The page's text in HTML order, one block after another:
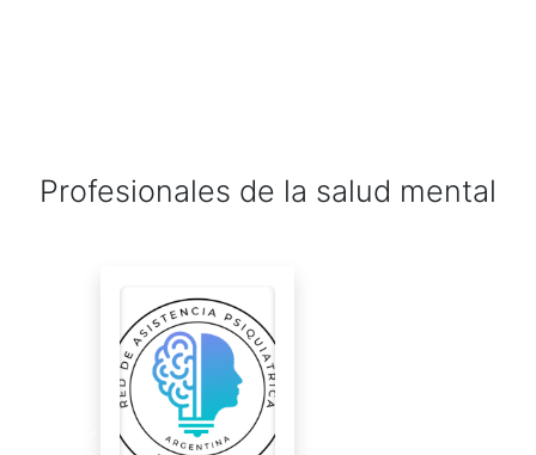
Profesionales de la salud mental